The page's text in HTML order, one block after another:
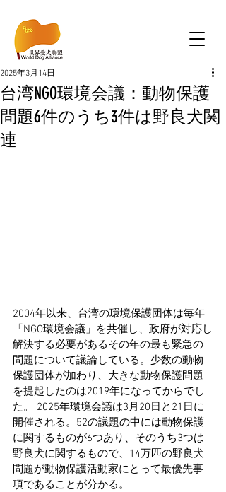
台湾NGO環境会議：動物保護
問題6件のうち3件は野良犬関
連
2025年3月14日
2004年以来、台湾の環境保護団体は毎年
「NGO環境会議」を共催し、政府が対応し
解決する必要があるその年の最も緊急の
問題について議論している。少数の動物
保護団体が加わり、大きな動物保護問題
を提起したのは2019年になってからでし
た。 2025年環境会議は3月20日と21日に
開催される。52の議題の中には動物保護
に関するものが6つあり、そのうち3つは
野良犬に関するもので、14万匹の野良犬
問題が動物保護活動家にとって最優先事
項であることが分かる。